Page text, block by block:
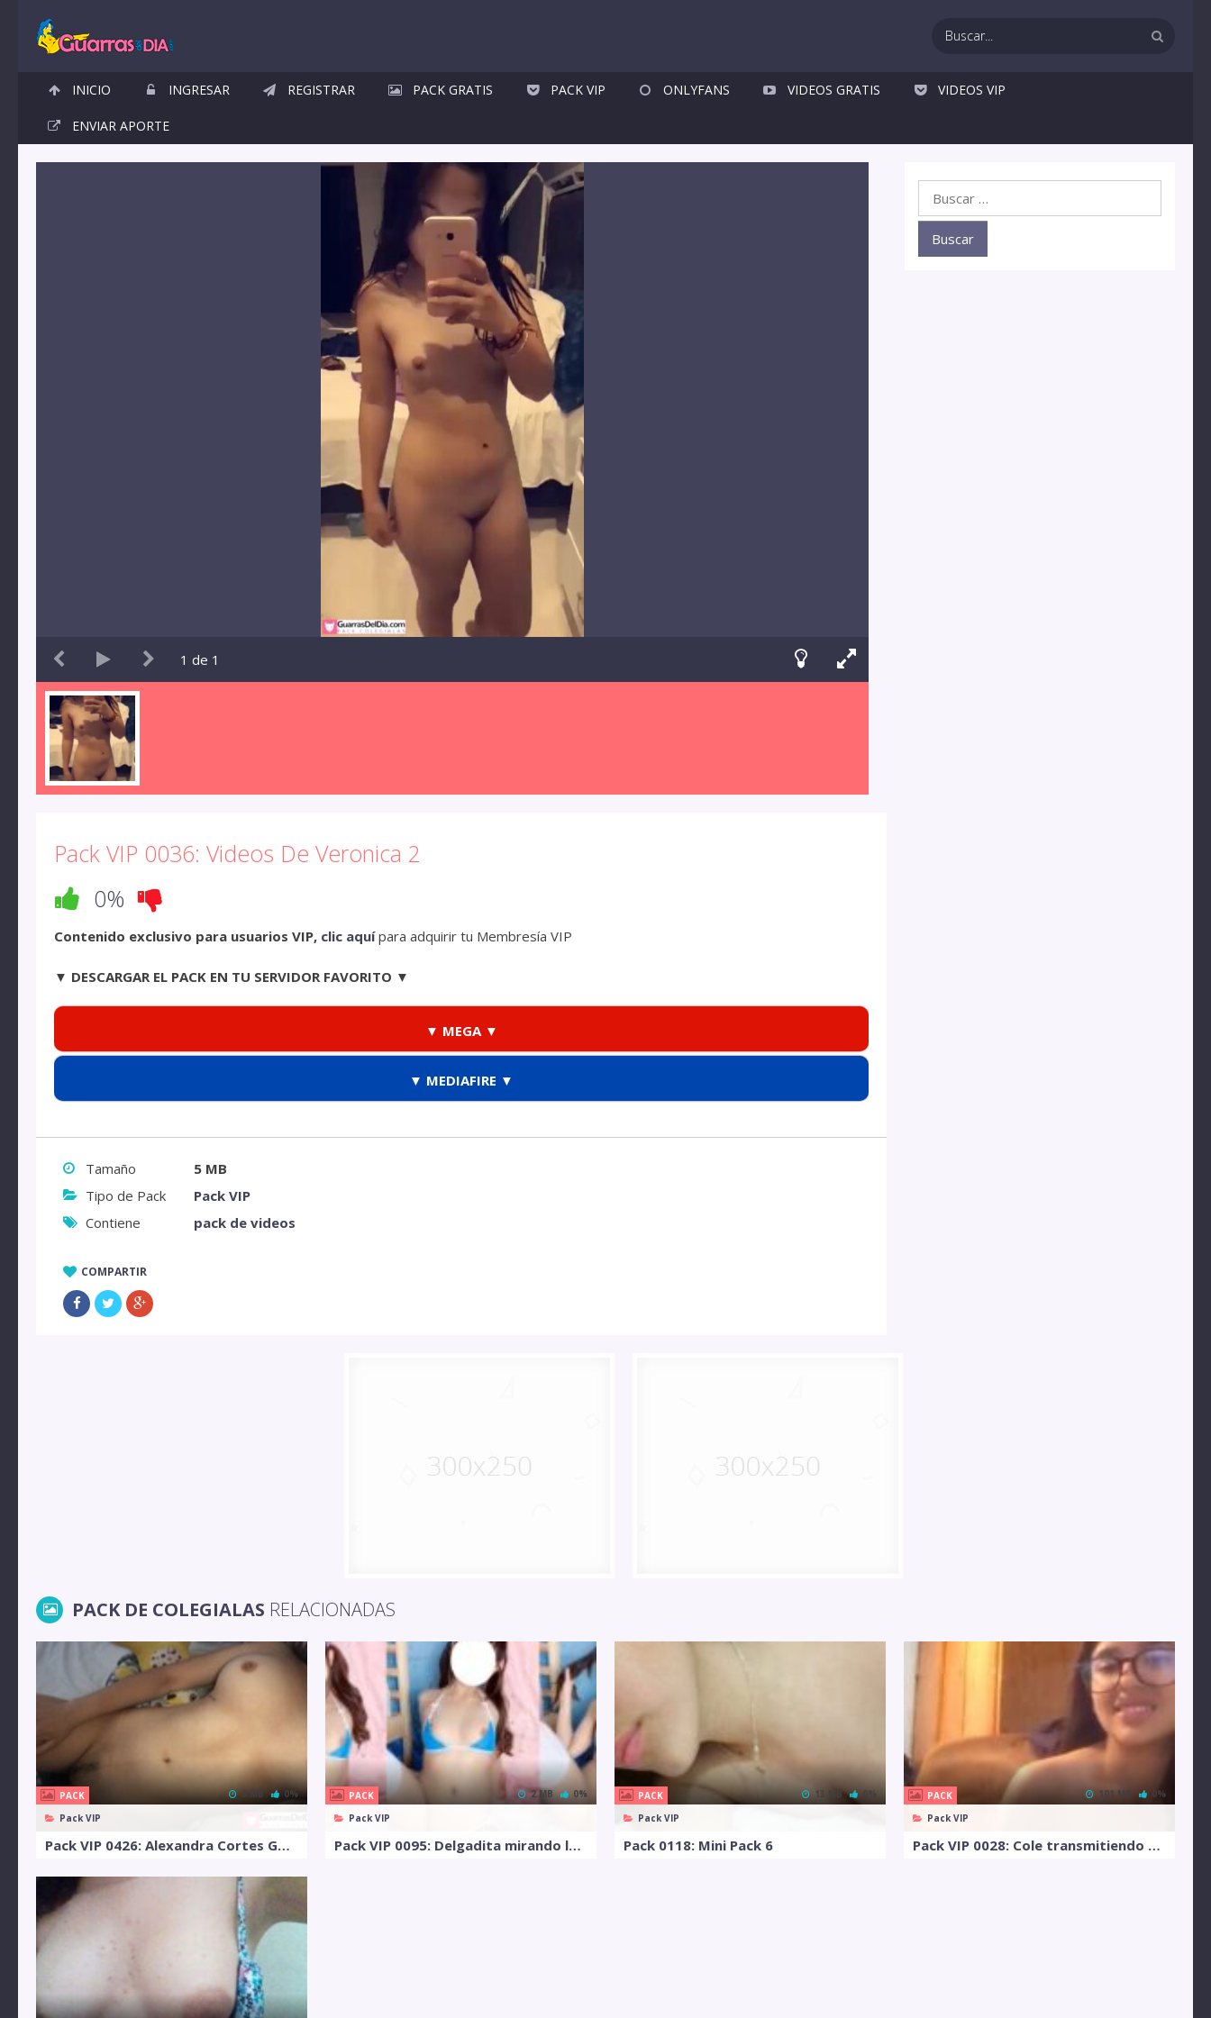
INICIO INGRESAR REGISTRAR PACK GRATIS PACK VIP ONLYFANS VIDEOS GRATIS VIDEOS VIP
ENVIAR APORTE
1 de 1
Pack VIP 0036: Videos De Veronica 2
0%
Contenido exclusivo para usuarios VIP, clic aquípara adquirir tu Membresía VIP
▼ DESCARGAR EL PACK EN TU SERVIDOR FAVORITO ▼
▼ MEGA ▼
▼ MEDIAFIRE ▼
Tamaño
5 MB
Tipo de Pack
Pack VIP
Contiene
pack de videos
COMPARTIR
PACK DE COLEGIALAS RELACIONADAS
PACK
Pack VIP
8 MB 0%
Pack VIP 0426: Alexandra Cortes Gomez
PACK
Pack VIP
2 MB 0%
Pack VIP 0095: Delgadita mirando la camara
PACK
Pack VIP
13 MB 0%
Pack 0118: Mini Pack 6
PACK
Pack VIP
101 MB 0%
Pack VIP 0028: Cole transmitiendo por fb